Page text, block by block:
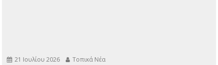
21 Ιουλίου 2026 Τοπικά Νέα